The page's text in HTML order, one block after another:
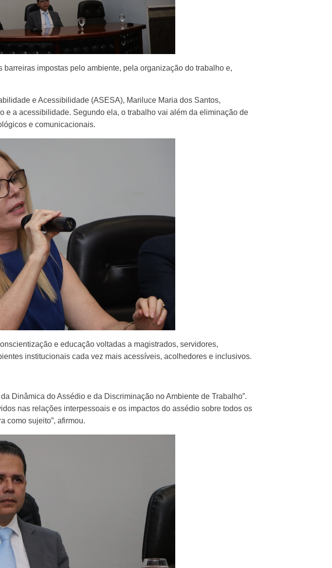
impostas pelo ambiente, pela organização do trabalho e,
e Acessibilidade (ASESA), Mariluce Maria dos Santos,
a acessibilidade. Segundo ela, o trabalho vai além da eliminação de
e comunicacionais.
e educação voltadas a magistrados, servidores,
institucionais cada vez mais acessíveis, acolhedores e inclusivos.
Dinâmica do Assédio e da Discriminação no Ambiente de Trabalho”.
nas relações interpessoais e os impactos do assédio sobre todos os
como sujeito”, afirmou.